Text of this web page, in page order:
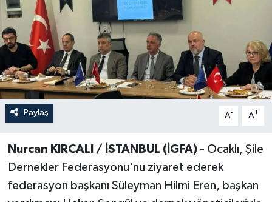
Paylaş A- A+
Nurcan KIRCALI / İSTANBUL (İGFA) - Ocaklı, Şile
Dernekler Federasyonu'nu ziyaret ederek
federasyon başkanı Süleyman Hilmi Eren, başkan